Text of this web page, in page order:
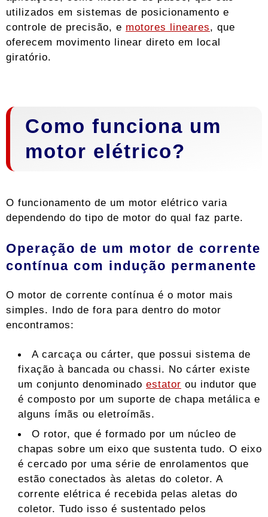
utilizados em sistemas de posicionamento e
controle de precisão, e motores lineares, que
oferecem movimento linear direto em local
giratório.
Como funciona um
motor elétrico?
O funcionamento de um motor elétrico varia
dependendo do tipo de motor do qual faz parte.
Operação de um motor de corrente
contínua com indução permanente
O motor de corrente contínua é o motor mais
simples. Indo de fora para dentro do motor
encontramos:
A carcaça ou cárter, que possui sistema de
fixação à bancada ou chassi. No cárter existe
um conjunto denominado estator ou indutor que
é composto por um suporte de chapa metálica e
alguns ímãs ou eletroímãs.
O rotor, que é formado por um núcleo de
chapas sobre um eixo que sustenta tudo. O eixo
é cercado por uma série de enrolamentos que
estão conectados às aletas do coletor. A
corrente elétrica é recebida pelas aletas do
coletor. Tudo isso é sustentado pelos